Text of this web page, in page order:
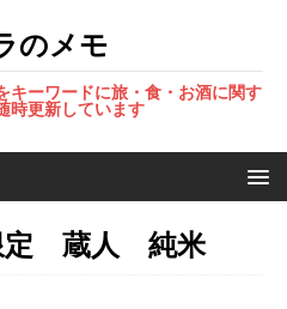
のメモ
キーワードに旅・食・お酒に関す
時更新しています
定 蔵人 純米